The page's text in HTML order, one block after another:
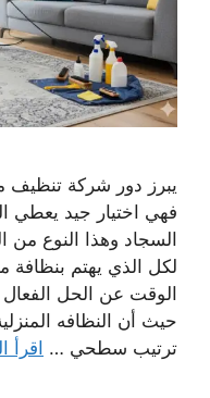
يبرز دور شركة تنظيف
فهي اختيار جيد يعطي
السجاد وهذا النوع
لكل الذي يهتم
الوقت عن الحل الفعال
حيث أن النظافه
ترتيب سطحي … اقرأ